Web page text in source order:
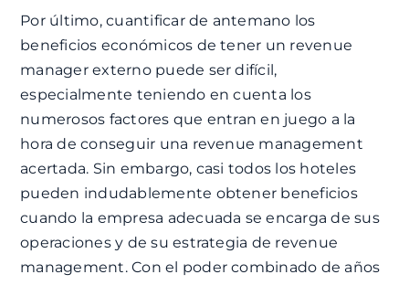
Por último, cuantificar de antemano los
beneficios económicos de tener un revenue
manager externo puede ser difícil,
especialmente teniendo en cuenta los
numerosos factores que entran en juego a la
hora de conseguir una revenue management
acertada. Sin embargo, casi todos los hoteles
pueden indudablemente obtener beneficios
cuando la empresa adecuada se encarga de sus
operaciones y de su estrategia de revenue
management. Con el poder combinado de años